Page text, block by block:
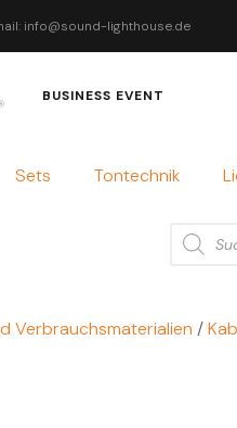
info@sound-lighthouse.de
BUSINESS EVENT
Sets Tontechnik
Verbrauchsmaterialien /